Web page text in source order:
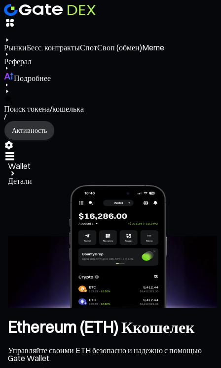
РынкиБесс. контрактыСпотСвоп (обмен)Meme
Реферал
Подробнее
Поиск токена/кошелька
/
Активность
Wallet
Детали
Ethereum (ETH) Ккошелек
Управляйте своими ETH безопасно и надежно с помощью
Gate Wallet.